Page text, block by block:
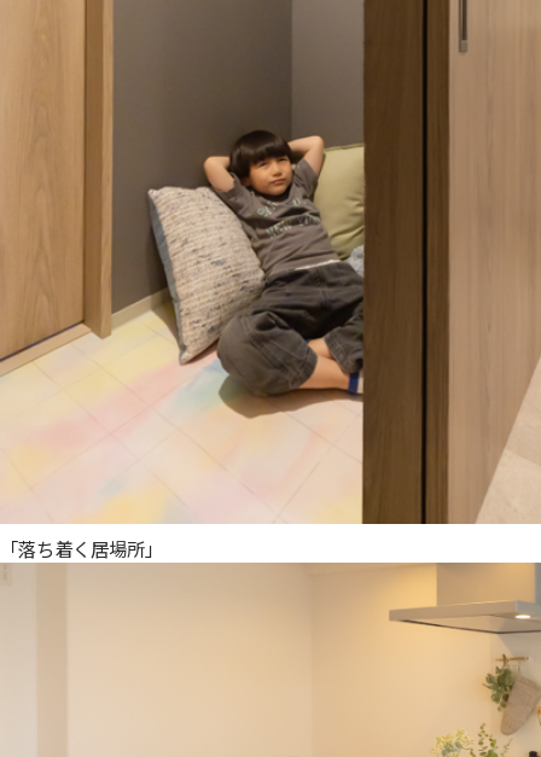
「落ち着く居場所」